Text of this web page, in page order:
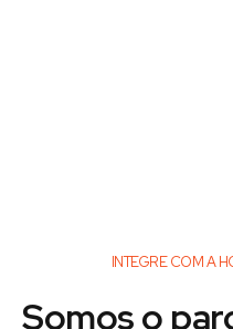
INTEGRE COM A
Somos o